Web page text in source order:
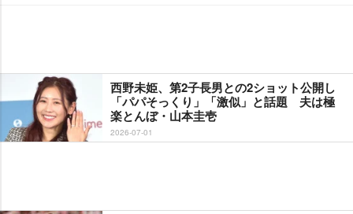
西野未姫、第2子長男との2ショット公開し
「パパそっくり」「激似」と話題 夫は極
楽とんぼ・山本圭壱
2026-07-01